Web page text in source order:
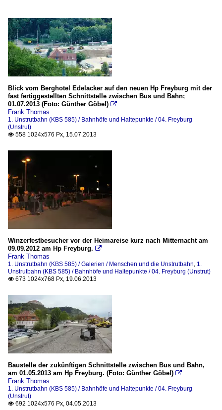
Blick vom Berghotel Edelacker auf den neuen Hp Freyburg mit der
fast fertiggestellten Schnittstelle zwischen Bus und Bahn;
01.07.2013 (Foto: Günther Göbel) 
Frank Thomas
1. Unstrutbahn (KBS 585) / Bahnhöfe und Haltepunkte / 04. Freyburg
(Unstrut)
 558 1024x576 Px, 15.07.2013
Winzerfestbesucher vor der Heimareise kurz nach Mitternacht am
09.09.2012 am Hp Freyburg. 
Frank Thomas
1. Unstrutbahn (KBS 585) / Galerien / Menschen und die Unstrutbahn, 1.
Unstrutbahn (KBS 585) / Bahnhöfe und Haltepunkte / 04. Freyburg (Unstrut)
 673 1024x768 Px, 19.06.2013
Baustelle der zukünftigen Schnittstelle zwischen Bus und Bahn,
am 01.05.2013 am Hp Freyburg. (Foto: Günther Göbel) 
Frank Thomas
1. Unstrutbahn (KBS 585) / Bahnhöfe und Haltepunkte / 04. Freyburg
(Unstrut)
 692 1024x576 Px, 04.05.2013